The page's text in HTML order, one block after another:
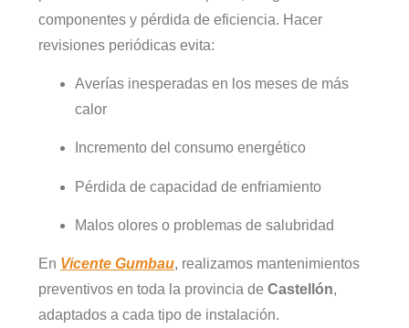
componentes y pérdida de eficiencia. Hacer
revisiones periódicas evita:
Averías inesperadas en los meses de más
calor
Incremento del consumo energético
Pérdida de capacidad de enfriamiento
Malos olores o problemas de salubridad
En Vicente Gumbau, realizamos mantenimientos
preventivos en toda la provincia de Castellón,
adaptados a cada tipo de instalación.